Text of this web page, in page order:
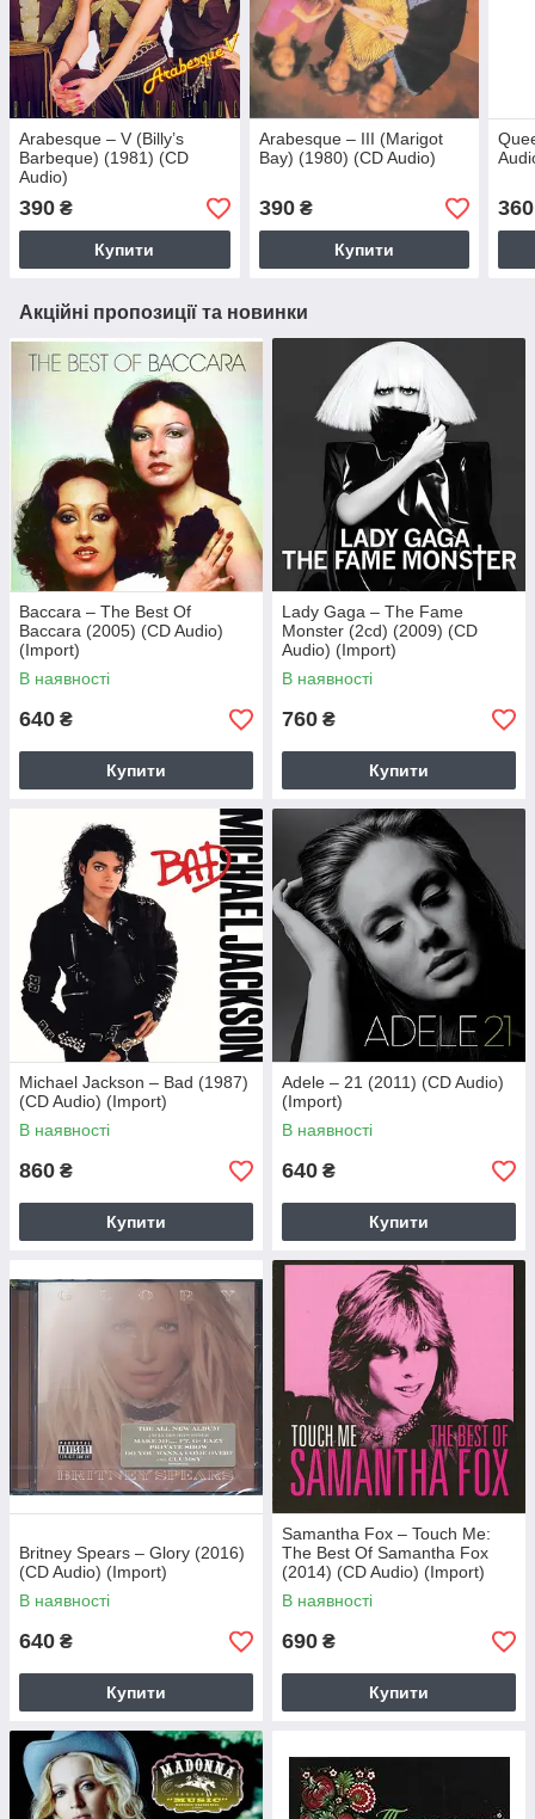
Arabesque – V (Billy’s
Barbeque) (1981) (CD
Audio)
390 ₴
Купити
Arabesque – III (Marigot
Bay) (1980) (CD Audio)
390₴
Купити
360
Акційні пропозиції та новинки
Baccara – The Best Of
Baccara (2005) (CD Audio)
(Import)
В наявності
640 ₴
Купити
Lady Gaga – The Fame
Monster (2cd) (2009) (CD
Audio) (Import)
В наявності
760 ₴
Купити
Michael Jackson – Bad (1987)
(CD Audio) (Import)
В наявності
860 ₴
Купити
Adele – 21 (2011) (CD Audio)
(Import)
В наявності
640 ₴
Купити
Britney Spears – Glory (2016)
(CD Audio) (Import)
В наявності
640 ₴
Купити
Samantha Fox – Touch Me:
The Best Of Samantha Fox
(2014) (CD Audio) (Import)
В наявності
690 ₴
Купити